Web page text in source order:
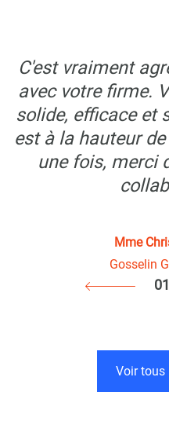
C'est vraiment
avec votre firme.
solide, efficace et
est à la hauteur
une fois, merci
Mme
Gosselin
01
Voir tous